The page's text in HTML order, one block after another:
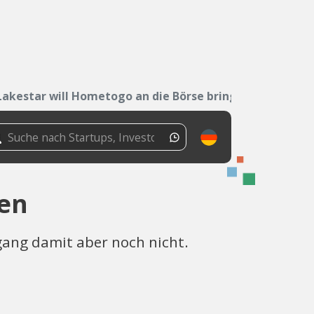
will Hometogo an die Börse bringen
damit aber noch nicht.